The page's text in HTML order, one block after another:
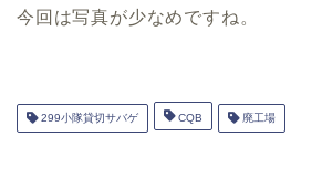
今回は写真が少なめですね。
299小隊貸切サバゲ CQB 廃工場